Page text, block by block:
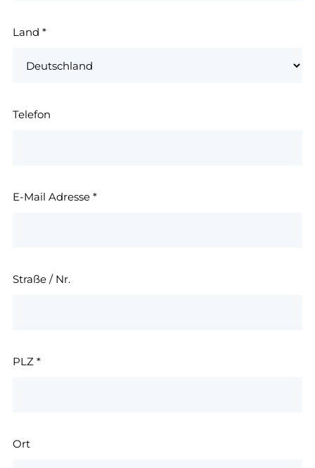
Land *
Telefon
E-Mail Adresse *
Straße / Nr.
PLZ *
Ort